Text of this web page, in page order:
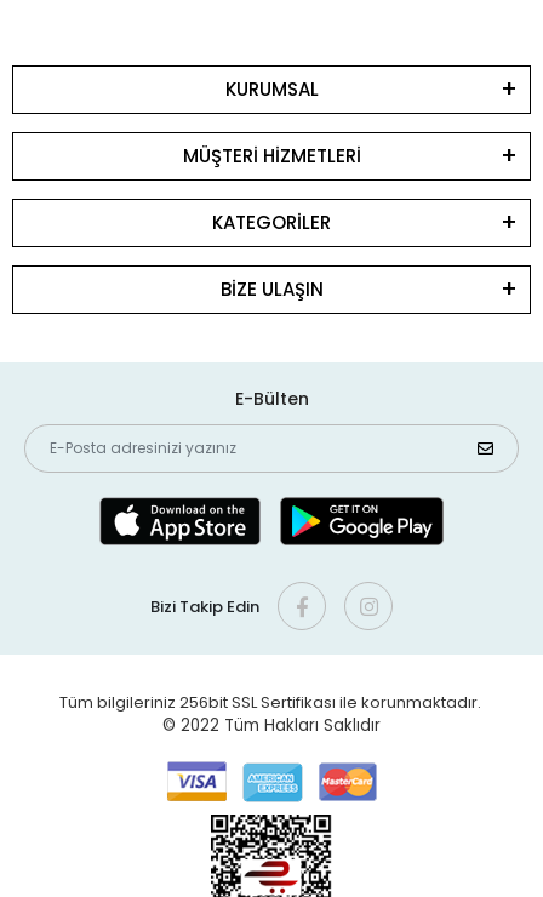
KURUMSAL
MÜŞTERİ HİZMETLERİ
KATEGORİLER
BİZE ULAŞIN
E-Bülten
Bizi Takip Edin
Tüm bilgileriniz 256bit SSL Sertifikası ile korunmaktadır.
© 2022 Tüm Hakları Saklıdır